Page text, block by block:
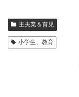
主夫業＆育児
小学生、教育